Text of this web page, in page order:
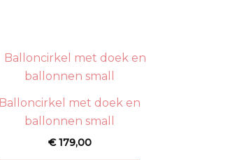
Balloncirkel met doek en
ballonnen small
€179,00